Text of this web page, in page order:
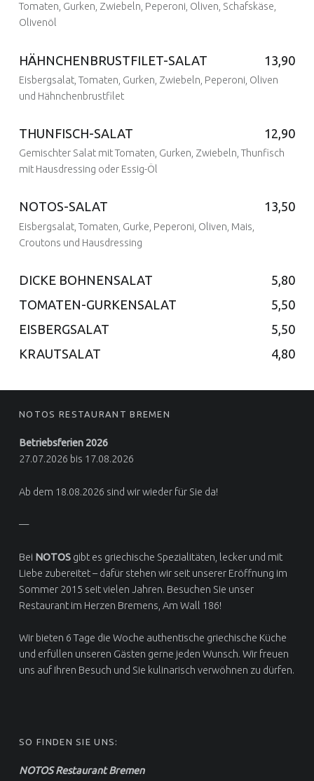
Posted on:
9 Feb. 2017Written by:
admin
Tomaten, Gurken, Zwiebeln, Peperoni, Oliven, Schafskäse,
Olivenöl
Posted on:
9 Feb. 2017
HÄHNCHENBRUSTFILET-SALAT 13,90
Eisbergsalat, Tomaten, Gurken, Zwiebeln, Peperoni, Oliven
und Hähnchenbrustfilet
Posted on:
9 Feb. 2017Written by:
admin
THUNFISCH-SALAT 12,90
Gemischter Salat mit Tomaten, Gurken, Zwiebeln, Thunfisch
mit Hausdressing oder Essig-Öl
Posted on:
9 Feb. 2017
admin
NOTOS-SALAT 13,50
Eisbergsalat, Tomaten, Gurke, Peperoni, Oliven, Mais,
Croutons und Hausdressing
Posted on:
10 Feb. 2017Written by:
admin
DICKE BOHNENSALAT 5,80
Posted on:
10 Feb. 2017
Written by:
admin
TOMATEN-GURKENSALAT 5,50
Posted on:
10 Feb. 2017
Written by:
admin
EISBERGSALAT 5,50
KRAUTSALAT 4,80
admin
FOOTER SIDEBAR
NOTOS RESTAURANT BREMEN
Betriebsferien 2026
27.07.2026 bis 17.08.2026
Ab dem 18.08.2026 sind wir wieder für Sie da!
—
Bei NOTOS gibt es griechische Spezialitäten, lecker und mit
Liebe zubereitet – dafür stehen wir seit unserer Eröffnung im
Sommer 2015 seit vielen Jahren. Besuchen Sie unser
Restaurant im Herzen Bremens, Am Wall 186!
Wir bieten 6 Tage die Woche authentische griechische Küche
und erfüllen unseren Gästen gerne jeden Wunsch. Wir freuen
uns auf Ihren Besuch und Sie kulinarisch verwöhnen zu dürfen.
SO FINDEN SIE UNS:
NOTOS Restaurant Bremen